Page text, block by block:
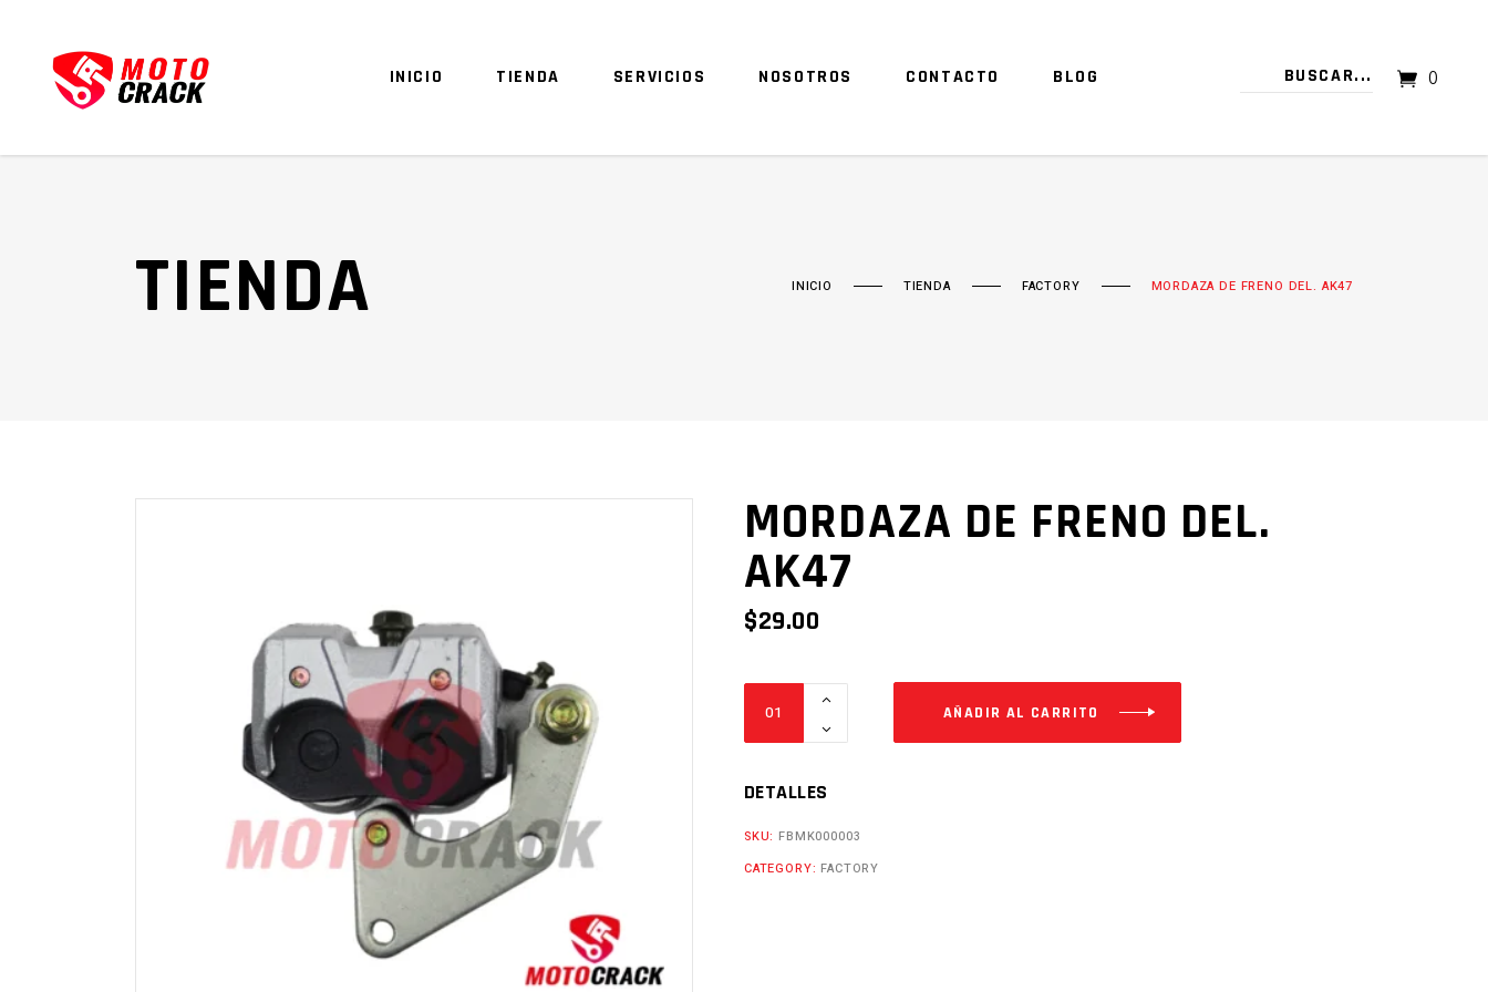
INICIO TIENDA SERVICIOS NOSOTROS CONTACTO BLOG 0
TU CARRITO ESTÁ VACÍO.
TIENDA INICIO TIENDA FACTORY MORDAZA DE FRENO DEL. AK47
MORDAZA DE FRENO DEL.
AK47
$29.00
MORDAZA
DEL.
Cantidad
AÑADIR AL CARRITO
DETALLES
SKU: FBMK000003
CATEGORY: FACTORY